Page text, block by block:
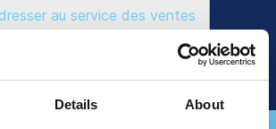
Details About
au service des ventes